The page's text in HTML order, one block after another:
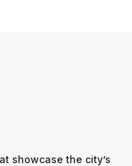
showcase the city’s